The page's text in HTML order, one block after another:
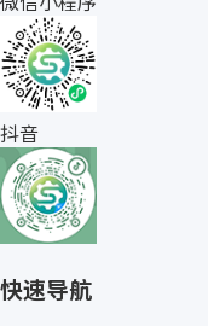
抖音
快速导航